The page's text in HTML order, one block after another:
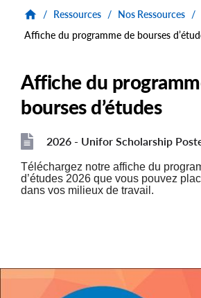
/ Ressources / Nos Ressources /
Affiche du programme de bourses
Affiche du
bourses d’études
File
File
2026 - Unifor Scholarship
Téléchargez notre affiche du
d’études 2026 que vous pouvez
dans vos milieux de travail.